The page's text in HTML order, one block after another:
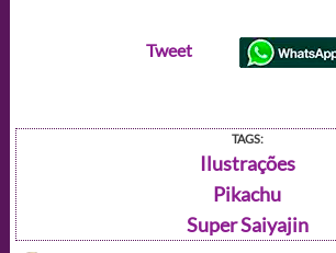
Tweet
TAGS:
Ilustrações
Pikachu
Super Saiyajin